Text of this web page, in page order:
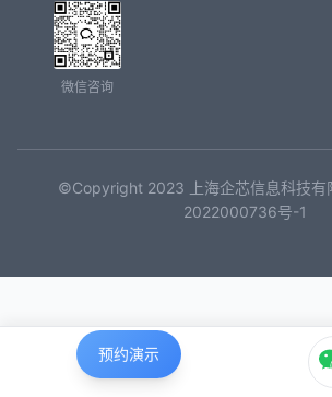
微信咨询
©Copyright 2023 上海企芯信息科技有
2022000736号-1
预约演示